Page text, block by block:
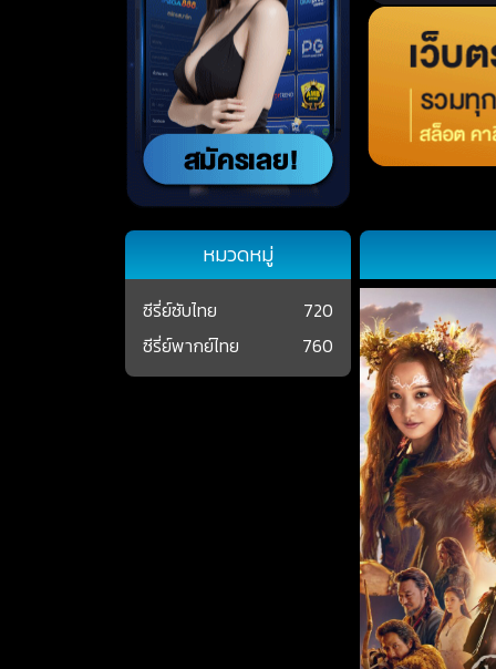
หมวดหมู่
ซีรี่ย์ซับไทย
720
ซีรี่ย์พากย์ไทย
760